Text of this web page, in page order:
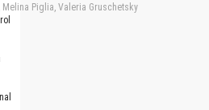
Piglia, Valeria Gruschetsky